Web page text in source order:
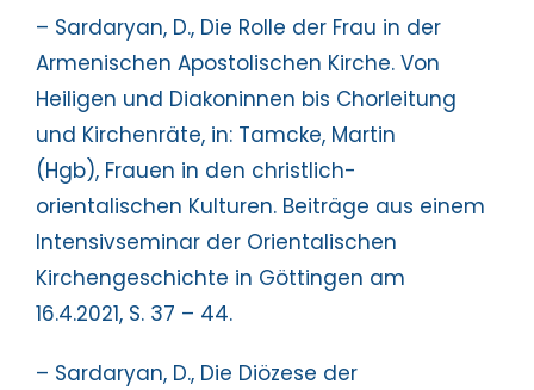
– Sardaryan, D., Die Rolle der Frau in der
Armenischen Apostolischen Kirche. Von
Heiligen und Diakoninnen bis Chorleitung
und Kirchenräte, in: Tamcke, Martin
(Hgb), Frauen in den christlich-
orientalischen Kulturen. Beiträge aus einem
Intensivseminar der Orientalischen
Kirchengeschichte in Göttingen am
16.4.2021, S. 37 – 44.
– Sardaryan, D., Die Diözese der